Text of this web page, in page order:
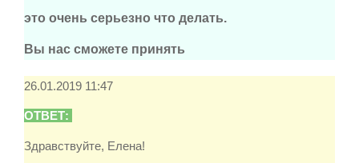
это очень серьезно что делать.
Вы нас сможете принять
26.01.2019 11:47
ОТВЕТ:
Здравствуйте, Елена!